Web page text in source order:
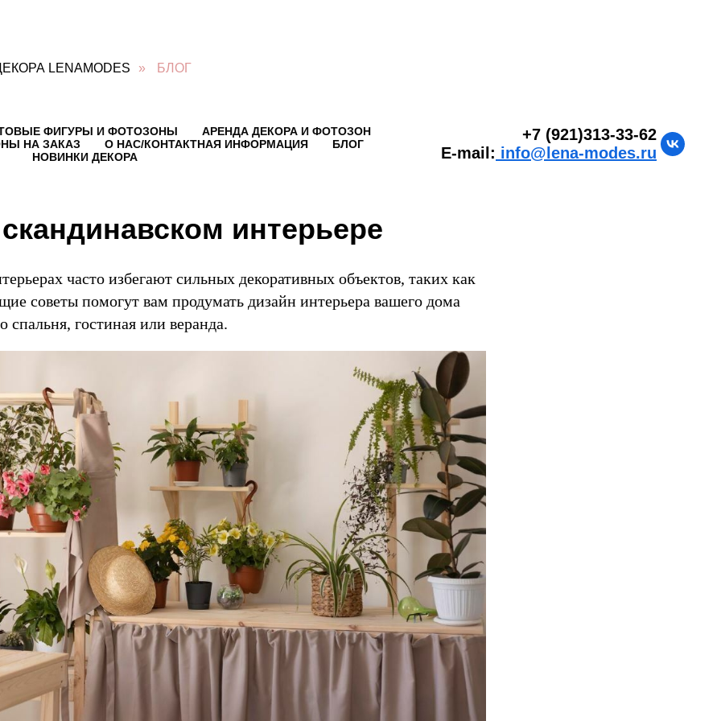
ФИГУРЫ И ФОТОЗОНЫ
АРЕНДА ДЕКОРА И ФОТОЗОН
НА ЗАКАЗ
О НАС/КОНТАКТНАЯ ИНФОРМАЦИЯ
БЛОГ
НОВИНКИ ДЕКОРА
+7 (921)313-33-62
E-mail: info@lena-modes.ru
LENAMODES » БЛОГ
интерьере
часто избегают сильных декоративных объектов, таких как
советы помогут вам продумать дизайн интерьера вашего дома
спальня, гостиная или веранда.